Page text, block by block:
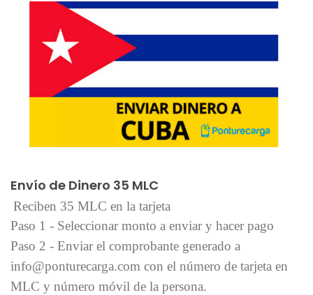
Envío de Dinero 35 MLC
Reciben 35 MLC en la tarjeta
Paso 1 - Seleccionar monto a enviar y hacer pago
Paso 2 - Enviar el comprobante generado a
info@ponturecarga.com con el número de tarjeta en
MLC y número móvil de la persona.